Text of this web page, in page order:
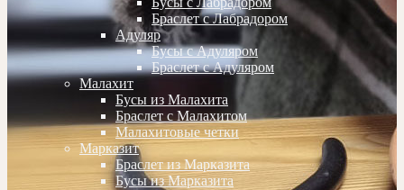
Браслет с Лабрадором
Адуляр
Бусы с Адуляром
Браслет с Адуляром
Малахит
Бусы из Малахита
Браслет с Малахитом
Малахитовые четки
Марказит
Браслет из Марказита
Бусы из Марказита